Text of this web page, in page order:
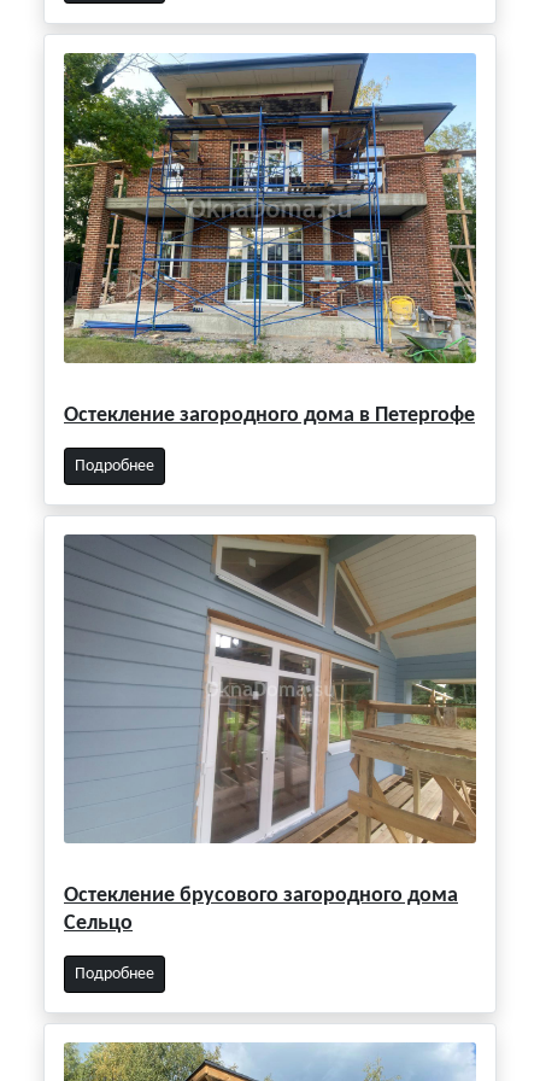
Остекление загородного дома в Петергофе
Подробнее
Остекление брусового загородного дома
Сельцо
Подробнее